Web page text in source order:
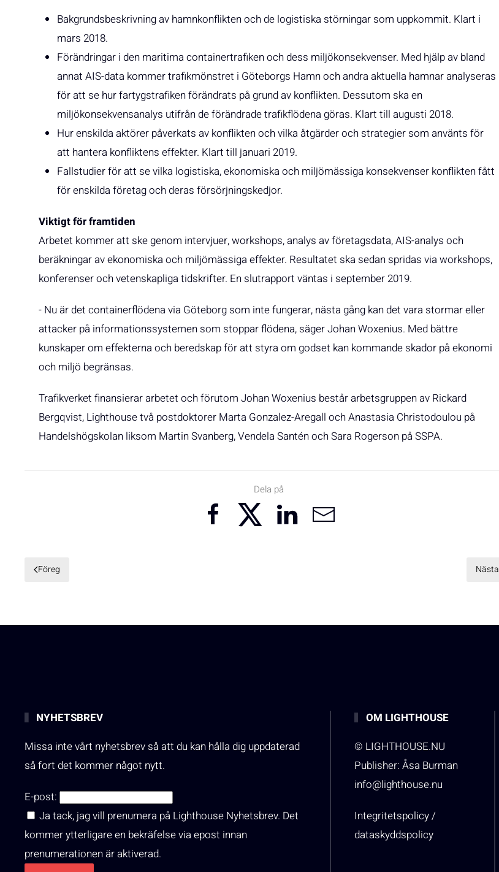
Bakgrundsbeskrivning av hamnkonflikten och de logistiska störningar som uppkommit. Klart i
mars 2018.
Förändringar i den maritima containertrafiken och dess miljökonsekvenser. Med hjälp av bland
annat AIS-data kommer trafikmönstret i Göteborgs Hamn och andra aktuella hamnar analyseras
för att se hur fartygstrafiken förändrats på grund av konflikten. Dessutom ska en
miljökonsekvensanalys utifrån de förändrade trafikflödena göras. Klart till augusti 2018.
Hur enskilda aktörer påverkats av konflikten och vilka åtgärder och strategier som använts för
att hantera konfliktens effekter. Klart till januari 2019.
Fallstudier för att se vilka logistiska, ekonomiska och miljömässiga konsekvenser konflikten fått
för enskilda företag och deras försörjningskedjor.
Viktigt för framtiden
Arbetet kommer att ske genom intervjuer, workshops, analys av företagsdata, AIS-analys och
beräkningar av ekonomiska och miljömässiga effekter. Resultatet ska sedan spridas via workshops,
konferenser och vetenskapliga tidskrifter. En slutrapport väntas i september 2019.
- Nu är det containerflödena via Göteborg som inte fungerar, nästa gång kan det vara stormar eller
attacker på informationssystemen som stoppar flödena, säger Johan Woxenius. Med bättre
kunskaper om effekterna och beredskap för att styra om godset kan kommande skador på ekonomi
och miljö begränsas.
Trafikverket finansierar arbetet och förutom Johan Woxenius består arbetsgruppen av Rickard
Bergqvist, Lighthouse två postdoktorer Marta Gonzalez-Aregall och Anastasia Christodoulou på
Handelshögskolan liksom Martin Svanberg, Vendela Santén och Sara Rogerson på SSPA.
Dela på
Föreg Nästa
NYHETSBREV
Missa inte vårt nyhetsbrev så att du kan hålla dig uppdaterad
så fort det kommer något nytt.
E-post:
Ja tack, jag vill prenumera på Lighthouse Nyhetsbrev. Det
kommer ytterligare en bekräfelse via epost innan
prenumerationen är aktiverad.
OM LIGHTHOUSE
© LIGHTHOUSE.NU
Publisher: Åsa Burman
info@lighthouse.nu
Integritetspolicy /
dataskyddspolicy